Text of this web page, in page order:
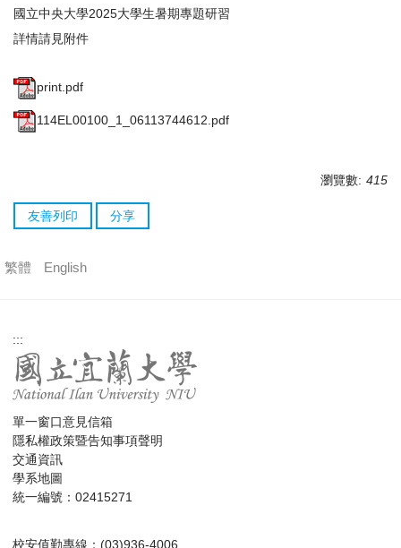
國立中央大學2025大學生暑期專題研習
詳情請見附件
print.pdf
114EL00100_1_06113744612.pdf
瀏覽數: 415
友善列印 分享
繁體 English
:::
單一窗口意見信箱
隱私權政策暨告知事項聲明
交通資訊
學系地圖
統一編號：02415271
校安值勤專線：(03)936-4006